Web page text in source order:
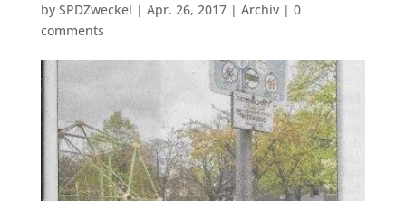
by SPDZweckel | Apr. 26, 2017| Archiv| 0
comments